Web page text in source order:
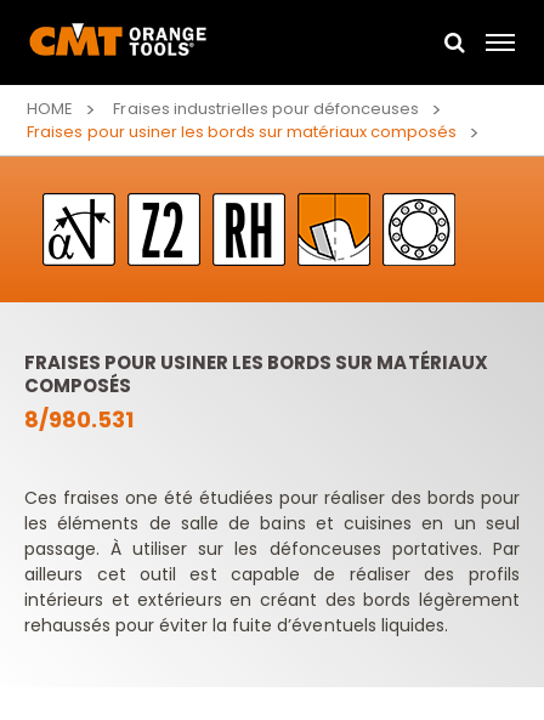
HOME
Fraises industrielles pour défonceuses
Fraises pour usiner les bords sur matériaux composés
FRAISES POUR USINER LES BORDS SUR MATÉRIAUX
COMPOSÉS
8/980.531
Ces fraises one été étudiées pour réaliser des bords pour
les éléments de salle de bains et cuisines en un seul
passage. À utiliser sur les défonceuses portatives. Par
ailleurs cet outil est capable de réaliser des profils
intérieurs et extérieurs en créant des bords légèrement
rehaussés pour éviter la fuite d’éventuels liquides.